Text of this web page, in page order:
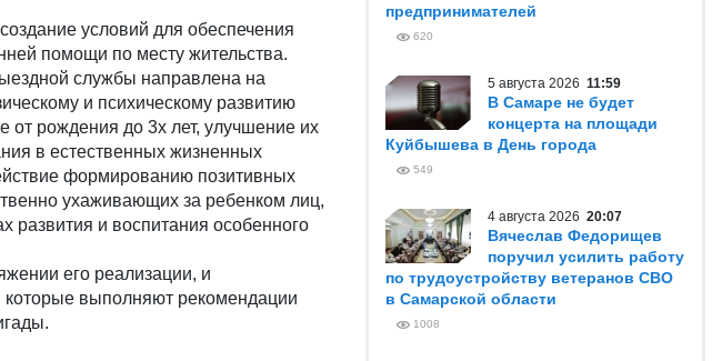
условий для обеспечения
помощи по месту жительства.
службы направлена на
и психическому развитию
от рождения до 3х лет, улучшение их
в естественных жизненных
формированию позитивных
ухаживающих за ребенком лиц,
развития и воспитания особенного
его реализации, и
которые выполняют рекомендации
предпринимателей
620
5 августа 2026 11:59
В Самаре не будет
концерта на площади
Куйбышева в День города
549
4 августа 2026 20:07
Вячеслав Федорищев
поручил усилить работу
по трудоустройству ветеранов СВО
в Самарской области
1008